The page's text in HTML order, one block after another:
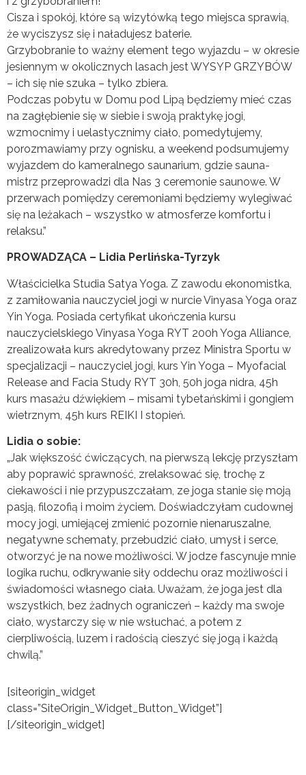
Cisza i spokój, które są wizytówką tego miejsca sprawią,
że wyciszysz się i naładujesz baterie.
Grzybobranie to ważny element tego wyjazdu – w okresie
jesiennym w okolicznych lasach jest WYSYP GRZYBÓW
– ich się nie szuka – tylko zbiera.
Podczas pobytu w Domu pod Lipą będziemy mieć czas
na zagłębienie się w siebie i swoją praktykę jogi,
wzmocnimy i uelastycznimy ciało, pomedytujemy,
porozmawiamy przy ognisku, a weekend podsumujemy
wyjazdem do kameralnego saunarium, gdzie sauna-
mistrz przeprowadzi dla Nas 3 ceremonie saunowe. W
przerwach pomiędzy ceremoniami będziemy wylegiwać
się na leżakach – wszystko w atmosferze komfortu i
relaksu.”
PROWADZĄCA – Lidia Perlińska-Tyrzyk
Właścicielka Studia Satya Yoga. Z zawodu ekonomistka,
z zamiłowania nauczyciel jogi w nurcie Vinyasa Yoga oraz
Yin Yoga. Posiada certyfikat ukończenia kursu
nauczycielskiego Vinyasa Yoga RYT 200h Yoga Alliance,
zrealizowała kurs akredytowany przez Ministra Sportu w
specjalizacji – nauczyciel jogi, kurs Yin Yoga – Myofacial
Release and Facia Study RYT 30h, 50h joga nidra, 45h
kurs masażu dźwiękiem – misami tybetańskimi i gongiem
wietrznym, 45h kurs REIKI I stopień.
Lidia o sobie:
„Jak większość ćwiczących, na pierwszą lekcję przyszłam
aby poprawić sprawność, zrelaksować się, trochę z
ciekawości i nie przypuszczałam, ze joga stanie się moją
pasją, filozofią i moim życiem. Doświadczyłam cudownej
mocy jogi, umiejącej zmienić pozornie nienaruszalne,
negatywne schematy, przebudzić ciało, umysł i serce,
otworzyć je na nowe możliwości. W jodze fascynuje mnie
logika ruchu, odkrywanie siły oddechu oraz możliwości i
świadomości własnego ciała. Uważam, że joga jest dla
wszystkich, bez żadnych ograniczeń – każdy ma swoje
ciało, wystarczy się w nie wsłuchać, a potem z
cierpliwością, luzem i radością cieszyć się jogą i każdą
chwilą.”
[siteorigin_widget
class=”SiteOrigin_Widget_Button_Widget”]
[/siteorigin_widget]